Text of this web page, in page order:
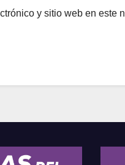
y sitio web en